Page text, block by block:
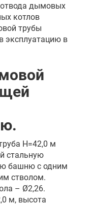
отвода дымовых
котлов
трубы
эксплуатацию в
H=42,0 м
стальную
башню с одним
стволом.
– Ø2,26.
м, высота